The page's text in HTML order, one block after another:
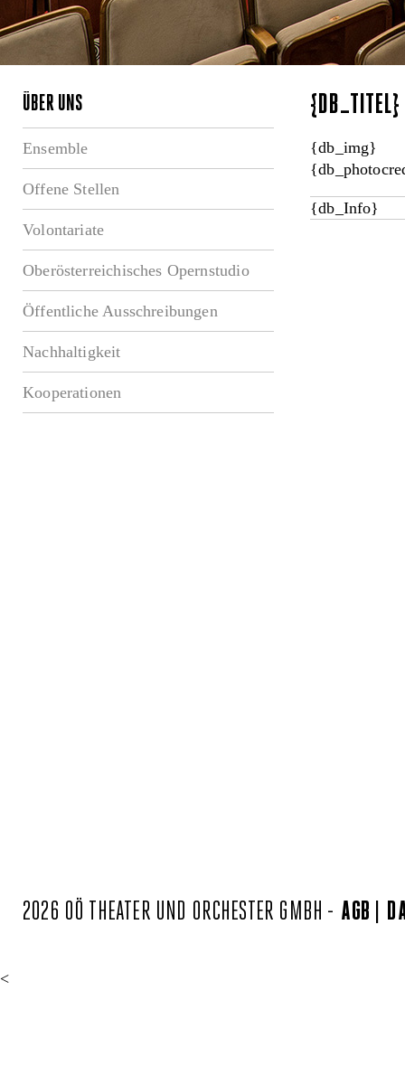
ÜBER UNS
Ensemble
Offene Stellen
Volontariate
Oberösterreichisches Opernstudio
Öffentliche Ausschreibungen
Nachhaltigkeit
Kooperationen
{DB_TITEL}
{db_img}
{db_Info}
2026 OÖ THEATER UND ORCHESTER GMBH - AGB
<